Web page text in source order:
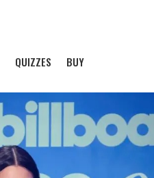
QUIZZES BUY